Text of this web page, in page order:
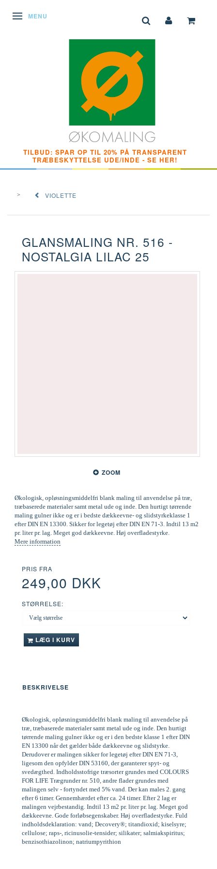
SKIFTE NAVIGATION
MENU
TILBUD: SPAR OP TIL 20% PÅ TRANSPARENT
TRÆBESKYTTELSE UDE/INDE - SE HER!
VIOLETTE
GLANSMALING NR. 516 -
NOSTALGIA LILAC 25
ZOOM
Økologisk, opløsningsmiddelfri blank maling til anvendelse på træ,
træbaserede materialer samt metal ude og inde. Den hurtigt tørrende
maling gulner ikke og er i bedste dækkeevne- og slidstyrkeklasse 1
efter DIN EN 13300. Sikker for legetøj efter DIN EN 71-3. Indtil 13 m2
pr. liter pr. lag. Meget god dækkeevne. Høj overfladestyrke.
Mere information
PRIS FRA
249,00 DKK
STØRRELSE:
LÆG I KURV
BESKRIVELSE
Økologisk, opløsningsmiddelfri blank maling til anvendelse på
træ, træbaserede materialer samt metal ude og inde. Den hurtigt
tørrende maling gulner ikke og er i den bedste klasse 1 efter DIN
EN 13300 når det gælder både dækkeevne og slidstyrke.
Derudover er malingen sikker for legetøj efter DIN EN 71-3,
ligesom den opfylder DIN 53160, der garanterer spyt- og
svedægthed. Indholdsstofrige træsorter grundes med COLOURS
FOR LIFE Trægrunder nr. 510, andre flader grundes med
malingen selv - fortyndet med 5% vand. Der kan males 2. gang
efter 6 timer. Gennemhærdet efter ca. 24 timer. Efter 2 lag er
malingen vejrbestandig. Indtil 13 m2 pr. liter pr. lag. Meget god
dækkeevne. Gode forløbsegenskaber. Høj overfladestyrke. Fuld
indholdsdeklaration: vand; Decovery®; titandioxid; kiselsyre;
cellulose; raps-, ricinusolie-tensider; silikater; salmiakspiritus;
benzisothiazolinon; natriumpyrithion